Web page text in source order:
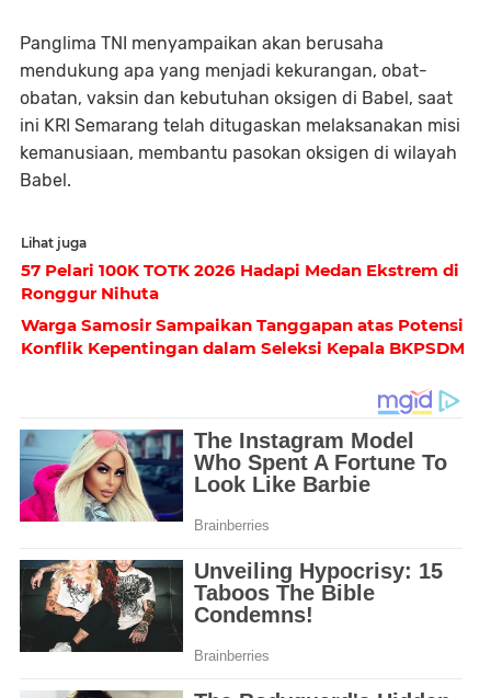
Panglima TNI menyampaikan akan berusaha
mendukung apa yang menjadi kekurangan, obat-
obatan, vaksin dan kebutuhan oksigen di Babel, saat
ini KRI Semarang telah ditugaskan melaksanakan misi
kemanusiaan, membantu pasokan oksigen di wilayah
Babel.
Lihat juga
57 Pelari 100K TOTK 2026 Hadapi Medan Ekstrem di
Ronggur Nihuta
Warga Samosir Sampaikan Tanggapan atas Potensi
Konflik Kepentingan dalam Seleksi Kepala BKPSDM